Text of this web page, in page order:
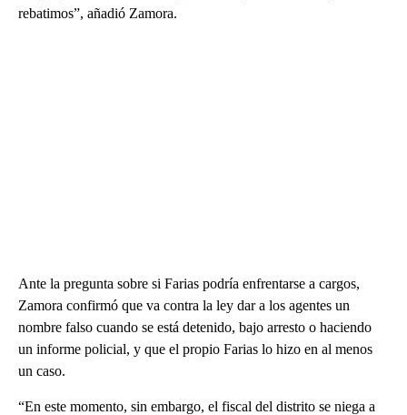
rebatimos”, añadió Zamora.
Ante la pregunta sobre si Farias podría enfrentarse a cargos,
Zamora confirmó que va contra la ley dar a los agentes un
nombre falso cuando se está detenido, bajo arresto o haciendo
un informe policial, y que el propio Farias lo hizo en al menos
un caso.
“En este momento, sin embargo, el fiscal del distrito se niega a